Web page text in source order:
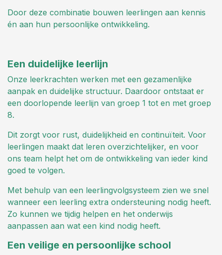
Door deze combinatie bouwen leerlingen aan kennis
én aan hun persoonlijke ontwikkeling.
Een duidelijke leerlijn
Onze leerkrachten werken met een gezamenlijke
aanpak en duidelijke structuur. Daardoor ontstaat er
een doorlopende leerlijn van groep 1 tot en met groep
8.
Dit zorgt voor rust, duidelijkheid en continuïteit. Voor
leerlingen maakt dat leren overzichtelijker, en voor
ons team helpt het om de ontwikkeling van ieder kind
goed te volgen.
Met behulp van een leerlingvolgsysteem zien we snel
wanneer een leerling extra ondersteuning nodig heeft.
Zo kunnen we tijdig helpen en het onderwijs
aanpassen aan wat een kind nodig heeft.
Een veilige en persoonlijke school